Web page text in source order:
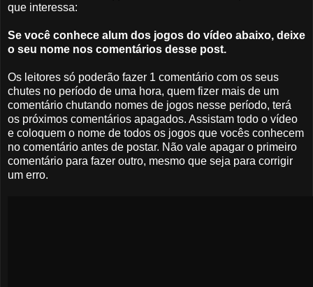
que interessa:
Se você conhece alum dos jogos do vídeo abaixo, deixe
o seu nome nos comentários desse post.
Os leitores só poderão fazer 1 comentário com os seus
chutes no período de uma hora, quem fizer mais de um
comentário chutando nomes de jogos nesse período, terá
os próximos comentários apagados. Assistam todo o vídeo
e coloquem o nome de todos os jogos que vocês conhecem
no comentário antes de postar. Não vale apagar o primeiro
comentário para fazer outro, mesmo que seja para corrigir
um erro.